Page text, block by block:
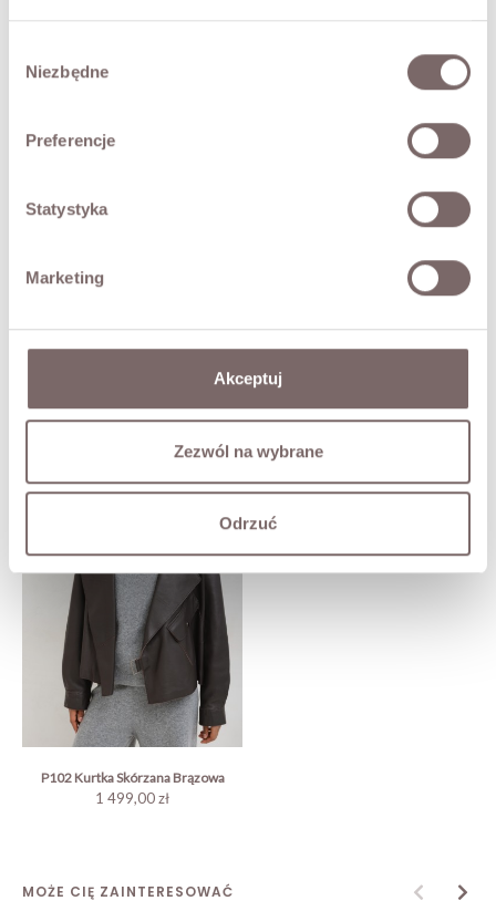
zgody
Niezbędne
Preferencje
Statystyka
Marketing
Akceptuj
Zezwól na wybrane
Odrzuć
SKŁAD / DODATKOWE INFORMACJE
P102 Kurtka Skórzana Brązowa
1 499,00 zł
MOŻE CIĘ ZAINTERESOWAĆ